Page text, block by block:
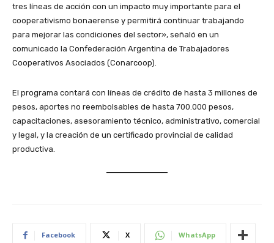
tres líneas de acción con un impacto muy importante para el
cooperativismo bonaerense y permitirá continuar trabajando
para mejorar las condiciones del sector», señaló en un
comunicado la Confederación Argentina de Trabajadores
Cooperativos Asociados (Conarcoop).
El programa contará con líneas de crédito de hasta 3 millones de
pesos, aportes no reembolsables de hasta 700.000 pesos,
capacitaciones, asesoramiento técnico, administrativo, comercial
y legal, y la creación de un certificado provincial de calidad
productiva.
Facebook X WhatsApp